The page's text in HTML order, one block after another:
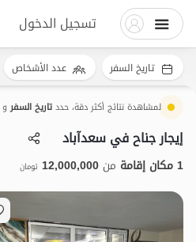
تسجيل الدخول
لمشاهدة نتائج أكثر دقة، حددتاريخ السفرو
إيجار جناح في سعدآباد
1 مكان إقامة من 12,000,000 تومان
تاريخ السفر عدد الأشخاص